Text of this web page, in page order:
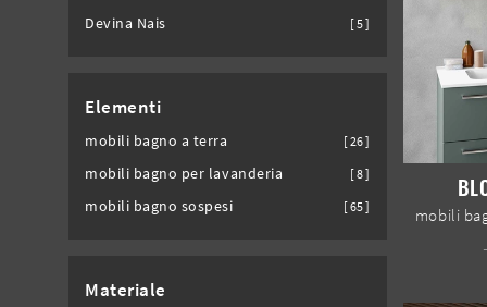
Devina Nais 5
Elementi
mobili bagno a terra 26
mobili bagno per lavanderia 8
mobili bagno sospesi 65
Materiale